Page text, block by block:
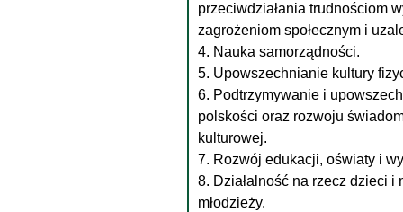
przeciwdziałania trudnościom
zagrożeniom społecznym i
4. Nauka samorządności.
5. Upowszechnianie kultury
6. Podtrzymywanie i
polskości oraz rozwoju
kulturowej.
7. Rozwój edukacji, oświaty i
8. Działalność na rzecz dzieci i
młodzieży.